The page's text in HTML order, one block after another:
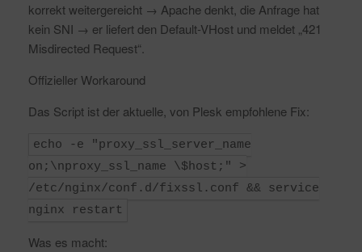
korrekt weitergereicht → Apache denkt, die Anfrage hat
kein SNI → er liefert den Default-VHost und meldet „421
Misdirected Request“.
Offizieller Workaround
Das Script ist der aktuelle, von Plesk empfohlene Fix:
echo -e "proxy_ssl_server_name
on;\nproxy_ssl_name \$host;" >
/etc/nginx/conf.d/fixssl.conf && service
nginx restart
Was es macht: